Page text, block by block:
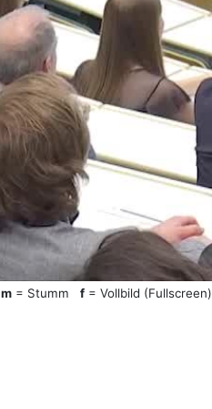
m = Stumm f = Vollbild (Fullscreen)